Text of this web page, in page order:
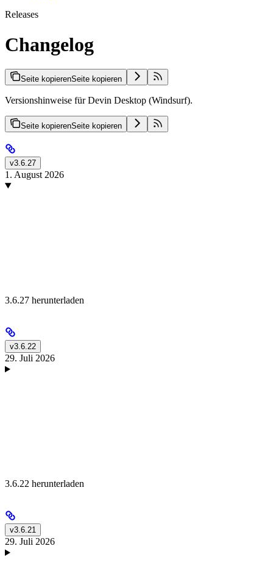
Releases
Changelog
Seite kopierenSeite kopieren
Versionshinweise für Devin Desktop (Windsurf).
Seite kopierenSeite kopieren
v3.6.27
1. August 2026
3.6.27 herunterladen
v3.6.22
29. Juli 2026
3.6.22 herunterladen
v3.6.21
29. Juli 2026